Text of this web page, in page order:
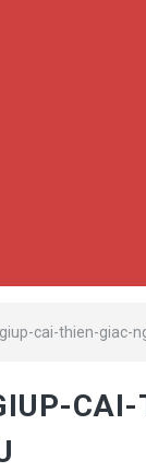
cai-thien-giac-
CAI-